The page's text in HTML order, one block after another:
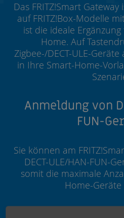
Das FRITZ!Smart
auf FRITZ!Box-Modelle
ist die ideale
Home. Auf
Zigbee-/DECT-ULE-
in Ihre Smart-Home-
Anmeldung von
FUN-
Sie können am
DECT-ULE/HAN-FUN-
somit die maximale
Home-